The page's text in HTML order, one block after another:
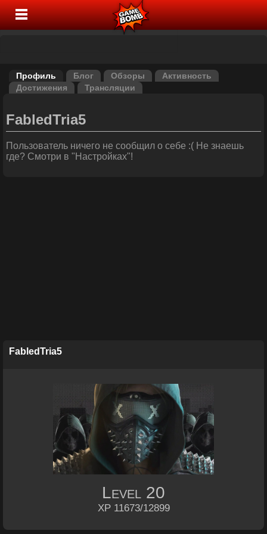
Профиль Блог Обзоры
Активность
Достижения
Трансляции
FabledTria5
Пользователь ничего не сообщил о себе :( Не знаешь
где? Смотри в "Настройках"!
FabledTria5
Level 20
XP 11673/12899